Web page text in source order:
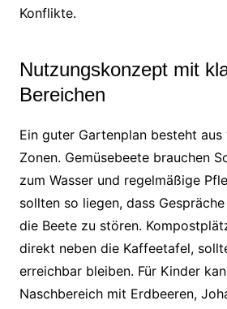
Konflikte.
Nutzungskonzept mit
Bereichen
Ein guter Gartenplan besteht aus
Zonen. Gemüsebeete brauchen
zum Wasser und regelmäßige
sollten so liegen, dass
die Beete zu stören.
direkt neben die Kaffeetafel,
erreichbar bleiben. Für Kinder
Naschbereich mit Erdbeeren,